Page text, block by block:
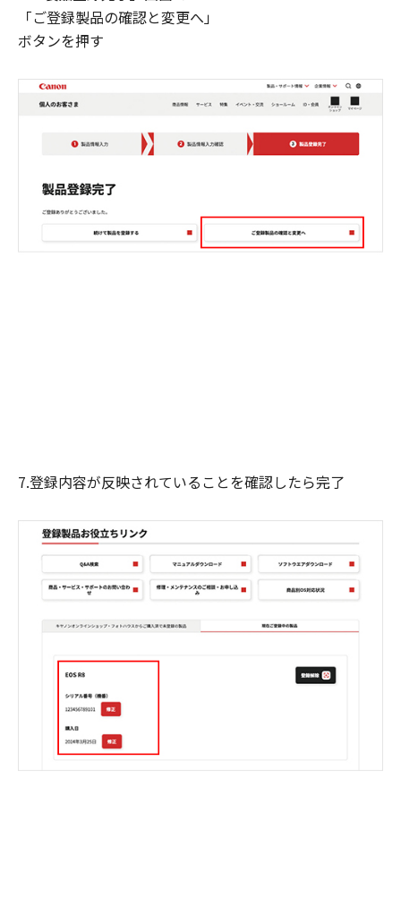
「ご登録製品の確認と変更へ」
ボタンを押す
7.登録内容が反映されていることを確認したら完了